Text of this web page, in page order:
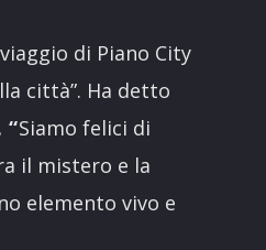
di Piano City
città”. Ha detto
Siamo felici di
il mistero e la
elemento vivo e